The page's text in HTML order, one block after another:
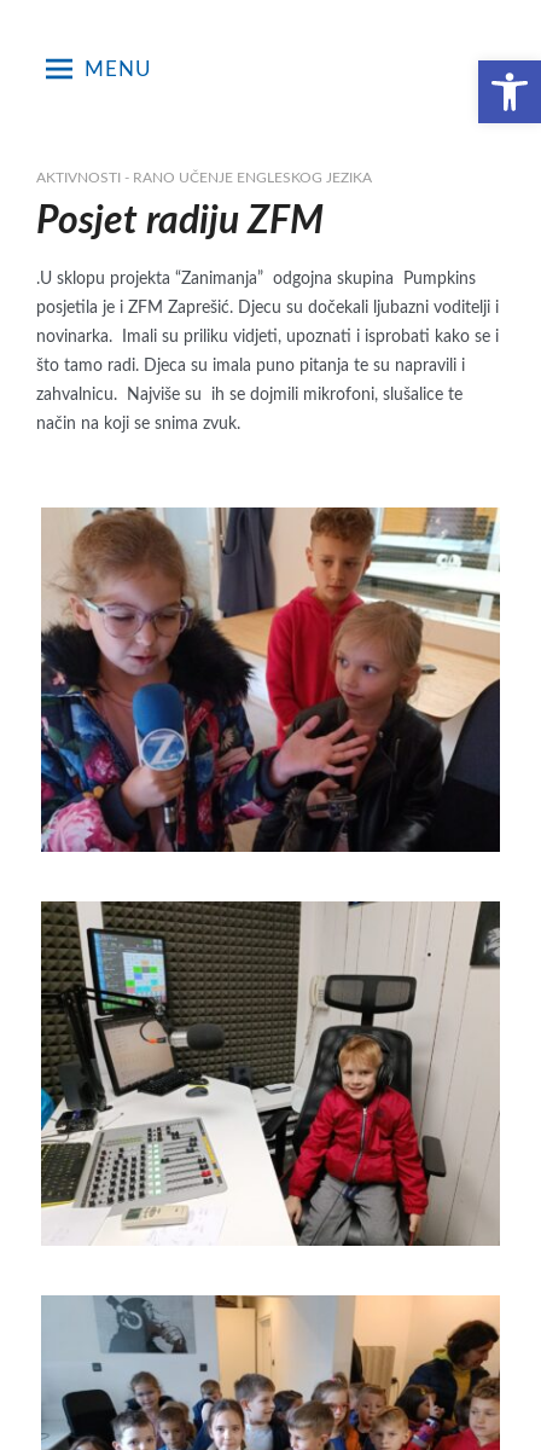
Open toolbar
MENU
AKTIVNOSTI - RANO UČENJE ENGLESKOG JEZIKA
Posjet radiju ZFM
.U sklopu projekta “Zanimanja” odgojna skupina Pumpkins
posjetila je i ZFM Zaprešić. Djecu su dočekali ljubazni voditelji i
novinarka. Imali su priliku vidjeti, upoznati i isprobati kako se i
što tamo radi. Djeca su imala puno pitanja te su napravili i
zahvalnicu. Najviše su ih se dojmili mikrofoni, slušalice te
način na koji se snima zvuk.